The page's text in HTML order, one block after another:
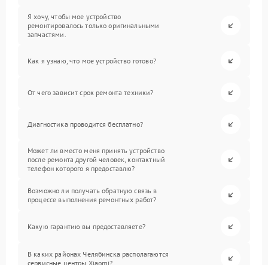
Я хочу, чтобы мое устройство
ремонтировалось только оригинальными
запчастями.
Как я узнаю, что мое устройство готово?
От чего зависит срок ремонта техники?
Диагностика проводится бесплатно?
Может ли вместо меня принять устройство
после ремонта другой человек, контактный
телефон которого я предоставлю?
Возможно ли получать обратную связь в
процессе выполнения ремонтных работ?
Какую гарантию вы предоставляете?
В каких районах Челябинска располагаются
сервисные центры Xiaomi?